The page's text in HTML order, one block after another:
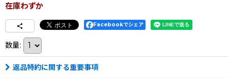
在庫わずか
Facebookでシェア
数量:
返品特約に関する重要事項